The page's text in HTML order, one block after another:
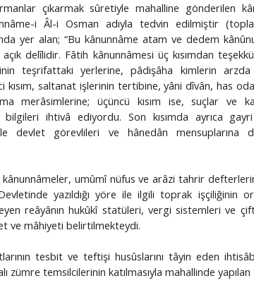
çıkarmak sûretiyle mahalline gönderilen
i Âl-i Osman adıyla tedvin edilmiştir
yer alan; “Bu kânunnâme atam ve dedem
delîlidir. Fâtih kânunnâmesi üç kısımdan
teşrifattaki yerlerine, pâdişâha kimlerin arzda
kısım, saltanat işlerinin tertibine, yâni dîvân, has
merâsimlerine; üçüncü kısım ise, suçlar ve
ihtivâ ediyordu. Son kısımda ayrıca
devlet görevlileri ve hânedân mensuplarına
umûmî nüfus ve arâzi tahrir
yazıldığı yöre ile ilgili toprak işçiliğinin
reâyânın hukûkî statüleri, vergi sistemleri ve
ve mâhiyeti belirtilmekteydi.
tesbit ve teftişi husûslarını tâyin eden
zümre temsilcilerinin katılmasıyla mahallinde